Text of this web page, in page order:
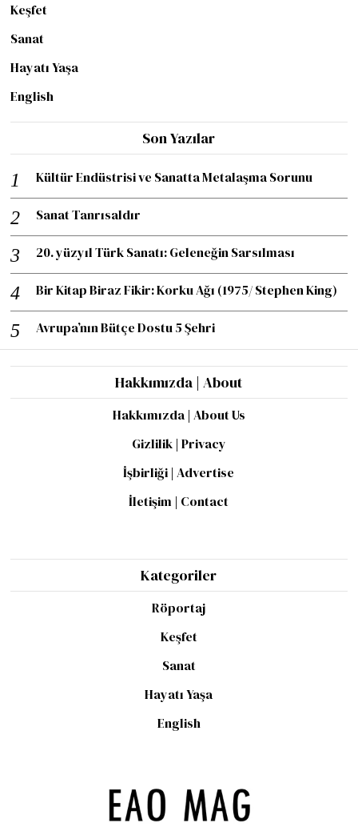
Keşfet
Sanat
Hayatı Yaşa
English
Son Yazılar
Kültür Endüstrisi ve Sanatta Metalaşma Sorunu
Sanat Tanrısaldır
20. yüzyıl Türk Sanatı: Geleneğin Sarsılması
Bir Kitap Biraz Fikir: Korku Ağı (1975/ Stephen King)
Avrupa’nın Bütçe Dostu 5 Şehri
Hakkımızda | About
Hakkımızda | About Us
Gizlilik | Privacy
İşbirliği | Advertise
İletişim | Contact
Kategoriler
Röportaj
Keşfet
Sanat
Hayatı Yaşa
English